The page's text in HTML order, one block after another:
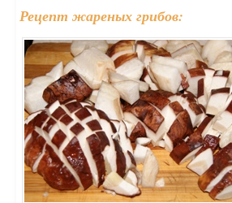
Рецепт жареных грибов: